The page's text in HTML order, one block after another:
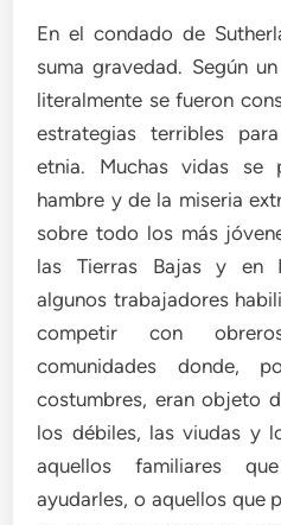
En el condado de
suma gravedad. Según
literalmente se fueron
estrategias terribles
etnia. Muchas vidas se
hambre y de la miseria
sobre todo los más
las Tierras Bajas y en
algunos trabajadores
competir con
comunidades donde,
costumbres, eran objeto
los débiles, las viudas y
aquellos familiares
ayudarles, o aquellos que